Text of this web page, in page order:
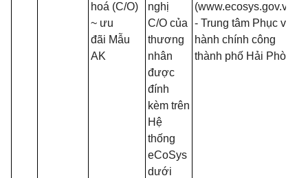
hoá (C/O)
~ ưu
đãi Mẫu
AK
nghị
C/O của
thương
nhân
được
đính
kèm trên
Hệ
thống
eCoSys
dưới
(www.ecosys.gov.vn);
- Trung tâm Phục vụ
hành chính công
thành phố Hải Phòng